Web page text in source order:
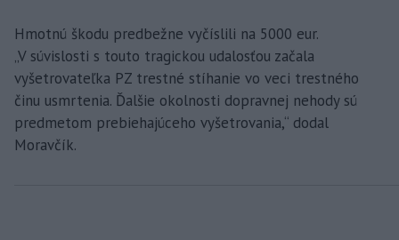
Hmotnú škodu predbežne vyčíslili na 5000 eur.
„V súvislosti s touto tragickou udalosťou začala
vyšetrovateľka PZ trestné stíhanie vo veci trestného
činu usmrtenia. Ďalšie okolnosti dopravnej nehody sú
predmetom prebiehajúceho vyšetrovania,“ dodal
Moravčík.